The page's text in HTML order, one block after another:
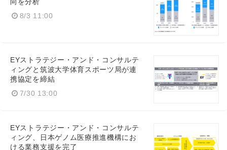
向を分析
8/3 11:00
EYストラテジー・アンド・コンサルテ
ィングと筑波大学体育スポーツ局が連
携協定を締結
7/30 13:00
EYストラテジー・アンド・コンサルテ
ィング、日本ゲノム医療推進機構にお
ける業務支援を完了